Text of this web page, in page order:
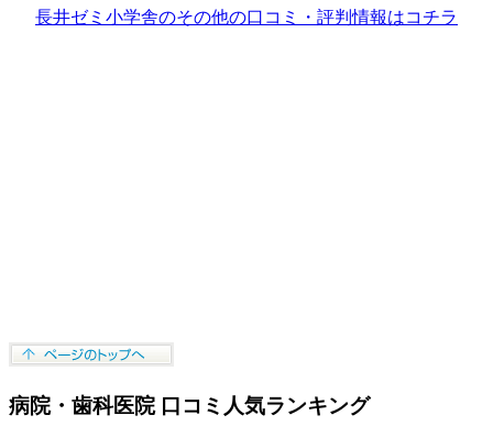
長井ゼミ小学舎のその他の口コミ・評判情報はコチラ
病院・歯科医院 口コミ人気ランキング